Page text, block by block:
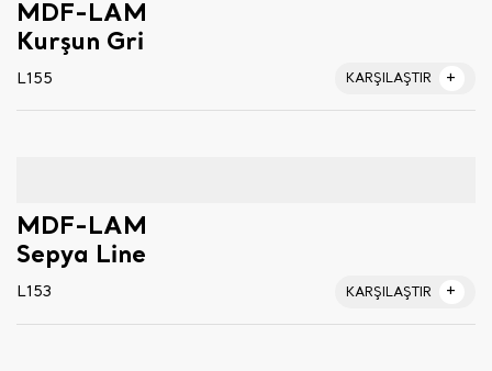
MDF-LAM
Kurşun Gri
L155 KARŞILAŞTIR
MDF-LAM
Sepya Line
L153 KARŞILAŞTIR